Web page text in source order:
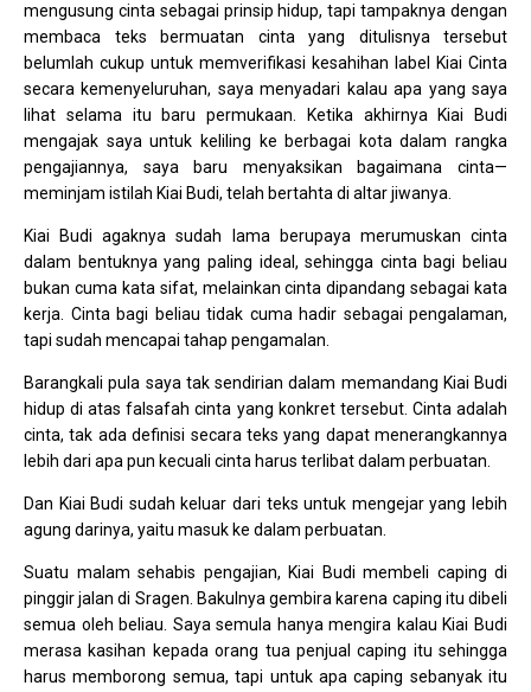
mengusung cinta sebagai prinsip hidup, tapi tampaknya dengan
membaca teks bermuatan cinta yang ditulisnya tersebut
belumlah cukup untuk memverifikasi kesahihan label Kiai Cinta
secara kemenyeluruhan, saya menyadari kalau apa yang saya
lihat selama itu baru permukaan. Ketika akhirnya Kiai Budi
mengajak saya untuk keliling ke berbagai kota dalam rangka
pengajiannya, saya baru menyaksikan bagaimana cinta—
meminjam istilah Kiai Budi, telah bertahta di altar jiwanya.
Kiai Budi agaknya sudah lama berupaya merumuskan cinta
dalam bentuknya yang paling ideal, sehingga cinta bagi beliau
bukan cuma kata sifat, melainkan cinta dipandang sebagai kata
kerja. Cinta bagi beliau tidak cuma hadir sebagai pengalaman,
tapi sudah mencapai tahap pengamalan.
Barangkali pula saya tak sendirian dalam memandang Kiai Budi
hidup di atas falsafah cinta yang konkret tersebut. Cinta adalah
cinta, tak ada definisi secara teks yang dapat menerangkannya
lebih dari apa pun kecuali cinta harus terlibat dalam perbuatan.
Dan Kiai Budi sudah keluar dari teks untuk mengejar yang lebih
agung darinya, yaitu masuk ke dalam perbuatan.
Suatu malam sehabis pengajian, Kiai Budi membeli caping di
pinggir jalan di Sragen. Bakulnya gembira karena caping itu dibeli
semua oleh beliau. Saya semula hanya mengira kalau Kiai Budi
merasa kasihan kepada orang tua penjual caping itu sehingga
harus memborong semua, tapi untuk apa caping sebanyak itu